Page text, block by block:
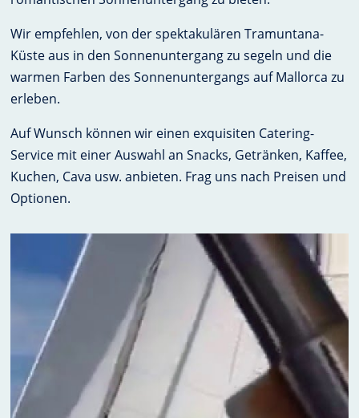
Wir empfehlen, von der spektakulären Tramuntana-
Küste aus in den Sonnenuntergang zu segeln und die
warmen Farben des Sonnenuntergangs auf Mallorca zu
erleben.
Auf Wunsch können wir einen exquisiten Catering-
Service mit einer Auswahl an Snacks, Getränken, Kaffee,
Kuchen, Cava usw. anbieten. Frag uns nach Preisen und
Optionen.